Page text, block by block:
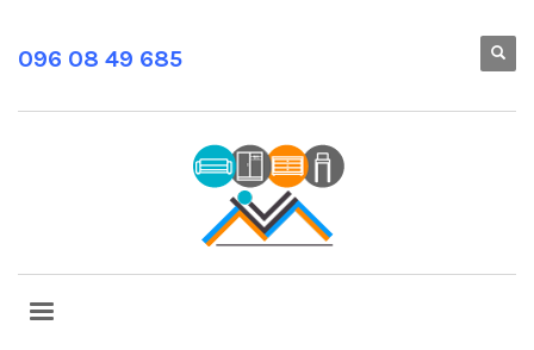
096 08 49 685